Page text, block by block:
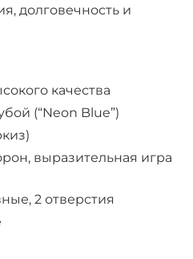
долговечность и
качества
(“Neon Blue”)
выразительная игра
2 отверстия